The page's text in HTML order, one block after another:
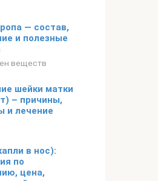
— состав,
и полезные
веществ
шейки матки
– причины,
и лечение
в нос):
по
цена,